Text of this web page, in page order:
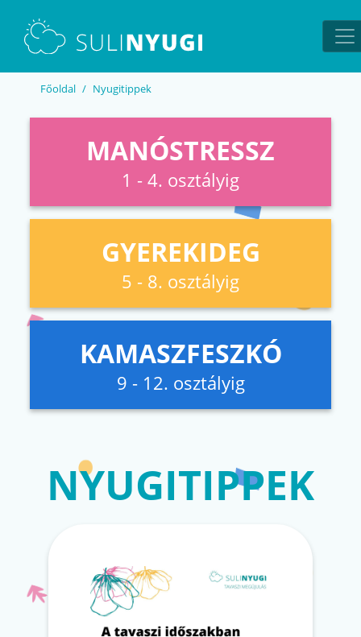
Főoldal Nyugitippek
MANÓSTRESSZ
1 - 4. osztályig
GYEREKIDEG
5 - 8. osztályig
KAMASZFESZKÓ
9 - 12. osztályig
NYUGITIPPEK